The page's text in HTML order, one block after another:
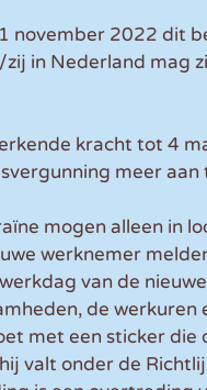
november 2022 dit
in Nederland mag
kracht tot 4
meer aan
mogen alleen in
werknemer
van de
de werkuren
met een sticker
valt onder de